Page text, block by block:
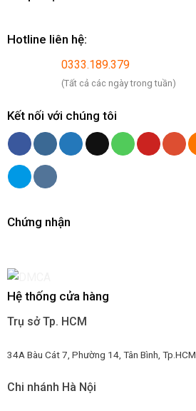
Hotline liên hệ:
0333.189.379
(Tất cả các ngày trong tuần)
Kết nối với chúng tôi
Chứng nhận
Hệ thống cửa hàng
Trụ sở Tp. HCM
34A Bàu Cát 7, Phường 14, Tân Bình, Tp.HCM
Chi nhánh Hà Nội